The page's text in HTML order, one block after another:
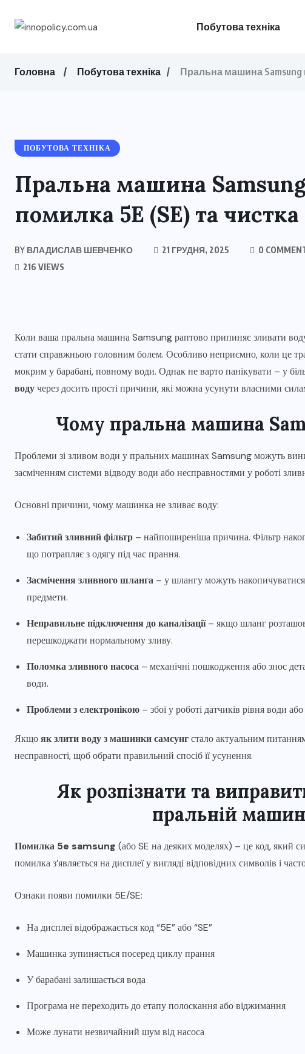
Побутова техніка
Головна Побутова техніка Пральна машина Samsung
ПОБУТОВА ТЕХНІКА
Пральна машина
помилка 5E (SE) та
BY ВЛАДИСЛАВ ШЕВЧЕНКО 21 ГРУДНЯ, 2025
0
216 VIEWS
Коли ваша пральна машина Samsung раптово припиняє зливати
стати справжньою головним болем. Особливо неприємно, коли це
мокрим у барабані, повному води. Однак не варто панікувати – у
водучерез досить прості причини, які можна усунути власними
Чому пральна машина
Проблеми зі зливом води у пральних машинах Samsung можуть
засміченням системи відводу води або несправностями у роботі
Основні причини, чому машинка не зливає воду:
Забитий зливний фільтр – найпоширеніша причина. Фільтр
що потрапляє з одягу під час прання.
Засмічення зливного шланга – у шлангу можуть
предмети.
Неправильне підключення до каналізації– якщо шланг
перешкоджати нормальному зливу.
Поломка зливного насоса – механічні пошкодження або знос
води.
Проблеми з електронікою – збої у роботі датчиків рівня води
Якщояк злити воду з машинки самсунгстало актуальним
несправності, щоб обрати правильний спосіб її усунення.
Як розпізнати та
пральній
Помилка 5e samsung (або SE на деяких моделях) – це код, який
помилка з’являється на дисплеї у вигляді відповідних символів і
Ознаки появи помилки 5E/SE:
На дисплеї відображається код “5E” або “SE”
Машинка зупиняється посеред циклу прання
У барабані залишається вода
Програма не переходить до етапу полоскання або віджимання
Може лунати незвичайний шум від насоса